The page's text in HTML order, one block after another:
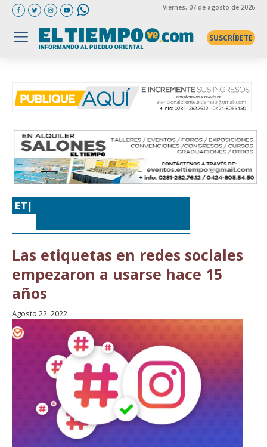
Viernes, 07 de agosto de 2026
SUSCRÍBETE
ET|
Las etiquetas en redes sociales
empezaron a usarse hace 15
años
Agosto 22, 2022